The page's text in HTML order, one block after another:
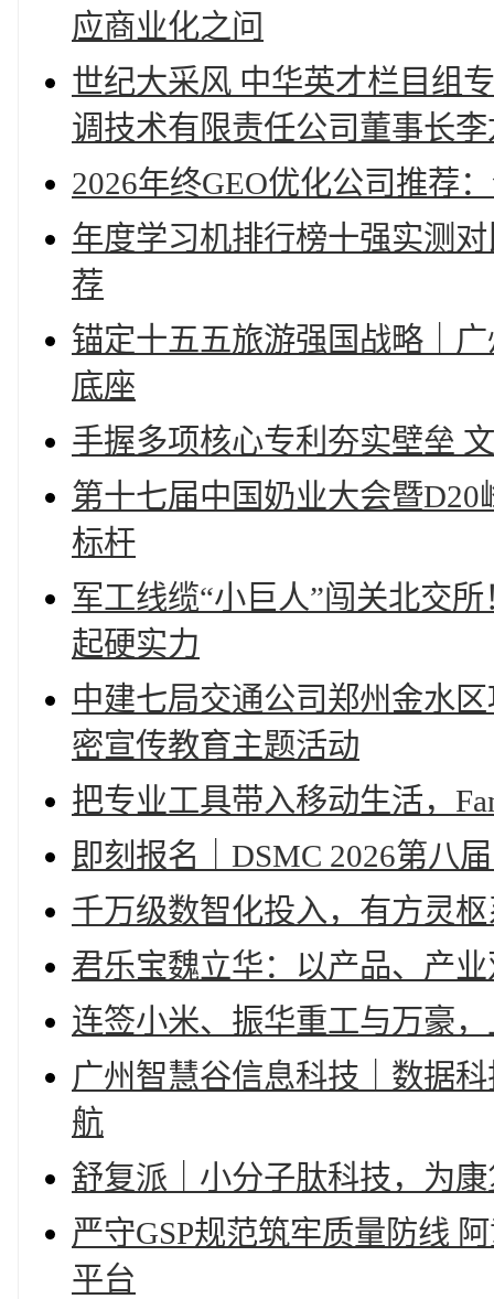
应商业化之问
世纪大采风 中华英才栏目组
调技术有限责任公司董事长
2026年终GEO优化公司推荐
年度学习机排行榜十强实测
荐
锚定十五五旅游强国战略｜
底座
手握多项核心专利夯实壁垒
第十七届中国奶业大会暨
标杆
军工线缆“小巨人”闯关北交
起硬实力
中建七局交通公司郑州金水
密宣传教育主题活动
把专业工具带入移动生活，
即刻报名｜DSMC 2026第八
千万级数智化投入，有方灵
君乐宝魏立华：以产品、产
连签小米、振华重工与万豪
广州智慧谷信息科技｜数据
航
舒复派｜小分子肽科技，为
严守GSP规范筑牢质量防线
平台